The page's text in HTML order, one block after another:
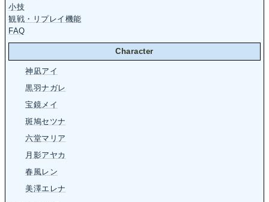
小技
観戦・リプレイ機能
FAQ
Character
神凪アイ
黒羽ナガレ
宝鏡メイ
斑鳩セツナ
六堂マリア
月影アヤカ
春風レン
美澤エレナ